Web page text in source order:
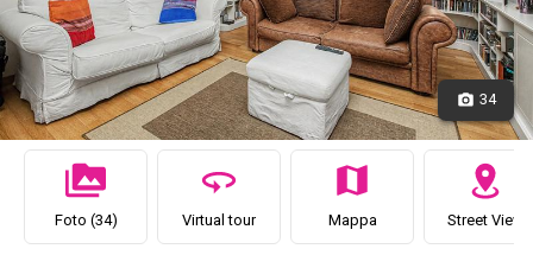
34
Foto (34) Virtual tour Mappa Street View